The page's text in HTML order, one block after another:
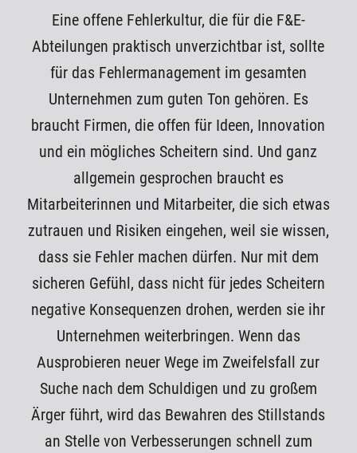
Eine offene Fehlerkultur, die für die F&E-
Abteilungen praktisch unverzichtbar ist, sollte
für das Fehlermanagement im gesamten
Unternehmen zum guten Ton gehören. Es
braucht Firmen, die offen für Ideen, Innovation
und ein mögliches Scheitern sind. Und ganz
allgemein gesprochen braucht es
Mitarbeiterinnen und Mitarbeiter, die sich etwas
zutrauen und Risiken eingehen, weil sie wissen,
dass sie Fehler machen dürfen. Nur mit dem
sicheren Gefühl, dass nicht für jedes Scheitern
negative Konsequenzen drohen, werden sie ihr
Unternehmen weiterbringen. Wenn das
Ausprobieren neuer Wege im Zweifelsfall zur
Suche nach dem Schuldigen und zu großem
Ärger führt, wird das Bewahren des Stillstands
an Stelle von Verbesserungen schnell zum